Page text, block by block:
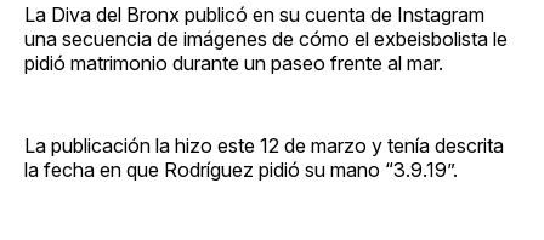
La Diva del Bronx publicó en su cuenta de Instagram
una secuencia de imágenes de cómo el exbeisbolista le
pidió matrimonio durante un paseo frente al mar.
La publicación la hizo este 12 de marzo y tenía descrita
la fecha en que Rodríguez pidió su mano “3.9.19”.